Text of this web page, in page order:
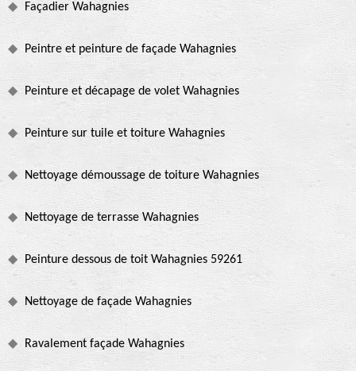
Façadier Wahagnies
Peintre et peinture de façade Wahagnies
Peinture et décapage de volet Wahagnies
Peinture sur tuile et toiture Wahagnies
Nettoyage démoussage de toiture Wahagnies
Nettoyage de terrasse Wahagnies
Peinture dessous de toit Wahagnies 59261
Nettoyage de façade Wahagnies
Ravalement façade Wahagnies